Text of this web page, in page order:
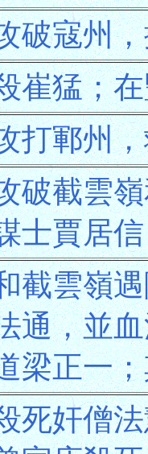
破寇州
崔猛；
打鄆州
破截雲
士賈居信
截雲嶺
通，並
梁正一
死奸僧